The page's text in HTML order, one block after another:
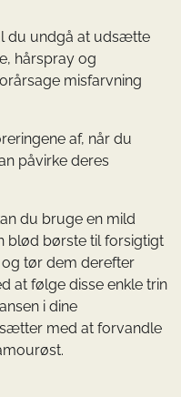
du undgå at udsætte
hårspray og
misfarvning
af, når du
påvirke deres
du bruge en mild
blød børste til forsigtigt
tør dem derefter
at følge disse enkle trin
i dine
med at forvandle